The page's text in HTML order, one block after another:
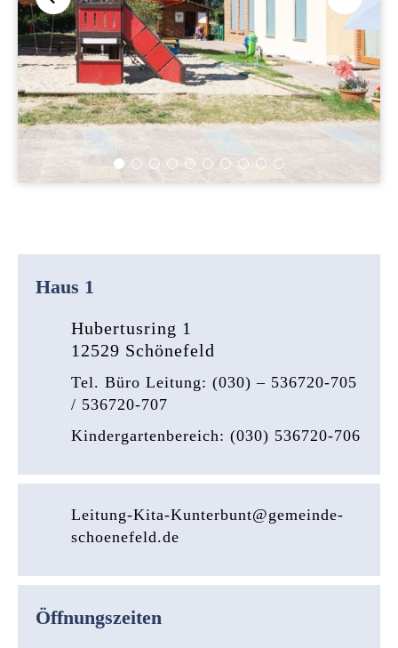
Haus 1
Hubertusring 1
12529 Schönefeld
Tel. Büro Leitung: (030) – 536720-705
/ 536720-707
Kindergartenbereich: (030) 536720-706
Leitung-Kita-Kunterbunt@gemeinde-
schoenefeld.de
Öffnungszeiten